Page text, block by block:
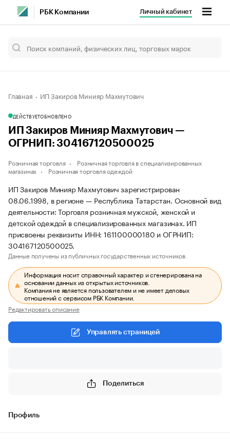
РБК Компании Личный кабинет
Главная ИП Закиров Минияр Махмутович
ДЕЙСТВУЕТОБНОВЛЕНО
ИП Закиров Минияр Махмутович —
ОГРНИП: 304167120500025
Розничная торговля
Розничная торговля в специализированных
магазинах
Розничная торговля одеждой
ИП Закиров Минияр Махмутович зарегистрирован
08.06.1998, в регионе — Республика Татарстан. Основной вид
деятельности: Торговля розничная мужской, женской и
детской одеждой в специализированных магазинах. ИП
присвоены реквизиты ИНН: 161100000180 и ОГРНИП:
304167120500025.
Данные получены из публичных государственных источников.
Информация носит справочный характер и сгенерирована на
основании данных из открытых источников.
Компания не является пользователем и не имеет деловых
отношений с сервисом РБК Компании.
Редактировать описание
Управлять страницей
Поделиться
Профиль